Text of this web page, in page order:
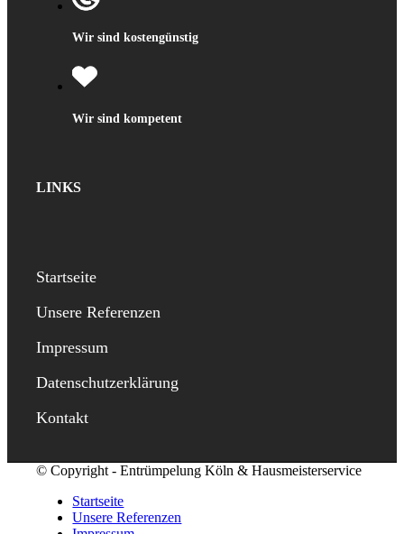
Wir sind kostengünstig
Wir sind kompetent
LINKS
Startseite
Unsere Referenzen
Impressum
Datenschutzerklärung
Kontakt
© Copyright - Entrümpelung Köln & Hausmeisterservice
Startseite
Unsere Referenzen